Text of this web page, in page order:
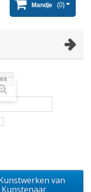
Mandje (0)
van
Kunstenaar